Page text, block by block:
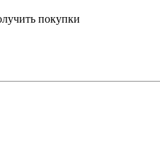
покупки